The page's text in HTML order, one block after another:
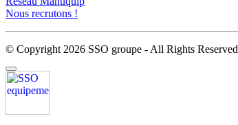
Nous recrutons !
© Copyright 2026 SSO groupe - All Rights Reserved